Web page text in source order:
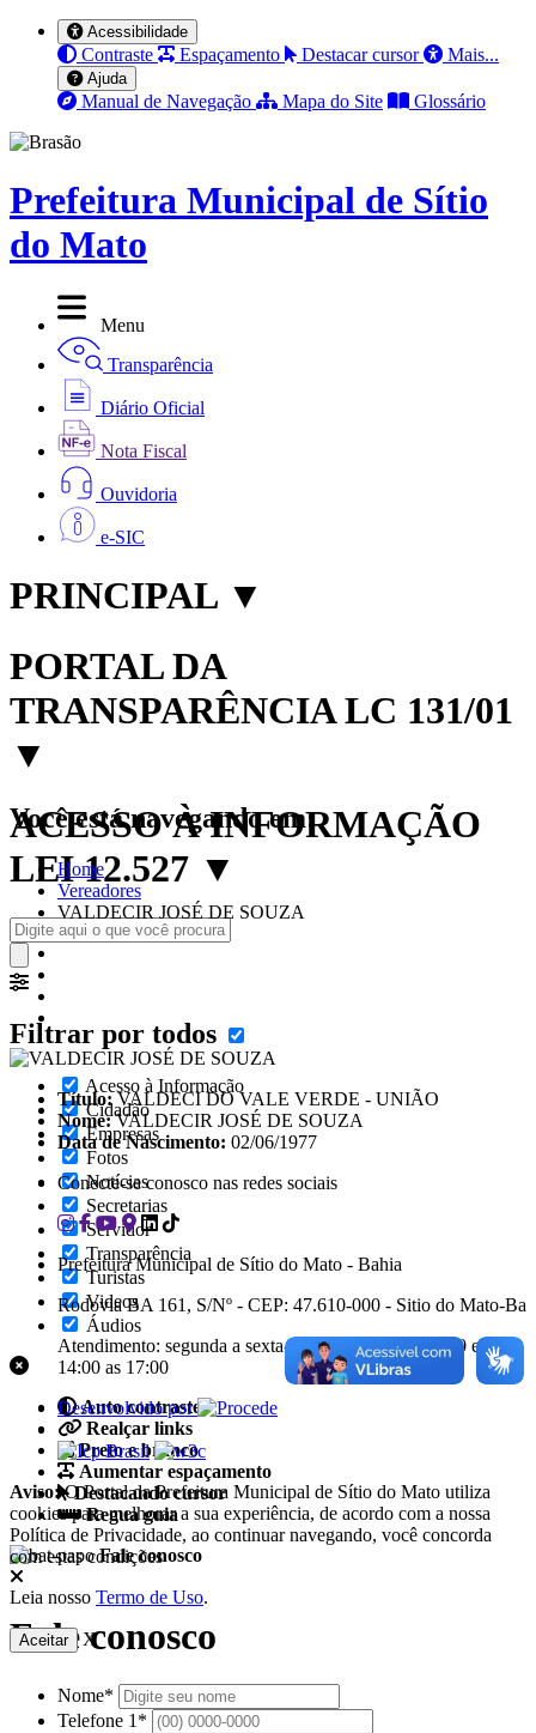
Acessibilidade
Contraste Espaçamento Destacar cursor Mais...
Ajuda
Manual de Navegação Mapa do Site Glossário
Prefeitura Municipal de Sítio
do Mato
Menu
Transparência
Diário Oficial
Nota Fiscal
Ouvidoria
e-SIC
PRINCIPAL ▼
PORTAL DA
TRANSPARÊNCIA LC 131/01
▼
ACESSO À INFORMAÇÃO
LEI 12.527 ▼
Filtrar por todos
Acesso à Informação
Cidadão
Empresas
Fotos
Notícias
Secretarias
Servidor
Transparência
Turistas
Videos
Áudios
Auto contraste
Realçar links
Preto e branco
Aumentar espaçamento
Destacando cursor
Regua guia
Fale conosco
Fale conosco
Nome*
Telefone 1*
Você está navegando em:
Home
Vereadores
VALDECIR JOSÉ DE SOUZA
Título:VALDECI DO VALE VERDE - UNIÃO
Nome:VALDECIR JOSÉ DE SOUZA
Data de Nascimento: 02/06/1977
Conecte-se conosco nas redes sociais
Prefeitura Municipal de Sítio do Mato - Bahia
Rodovia BA 161, S/Nº - CEP: 47.610-000 - Sitio do Mato-Ba
Atendimento: segunda a sexta-feira, de 08:00 as 12:00 e de
14:00 as 17:00
Desenvolvido por
Aviso:O Portal da Prefeitura Municipal de Sítio do Mato utiliza
cookies para melhorar a sua experiência, de acordo com a nossa
Política de Privacidade, ao continuar navegando, você concorda
com estas condições
Leia nosso Termo de Uso.
Aceitar X